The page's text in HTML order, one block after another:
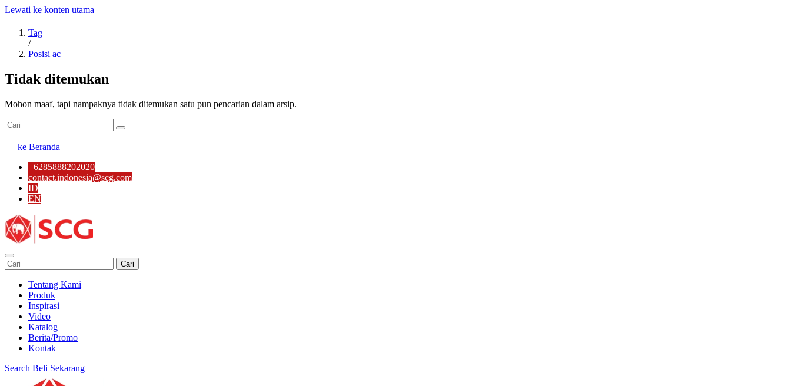
Lewati ke konten utama
Tag
/
Posisi ac
Tidak ditemukan
Mohon maaf, tapi nampaknya tidak ditemukan satu pun pencarian dalam arsip.
ke Beranda
+6285888202020
contact.indonesia@scg.com
ID
EN
Cari
Tentang Kami
Produk
Inspirasi
Video
Katalog
Berita/Promo
Kontak
Search Beli Sekarang